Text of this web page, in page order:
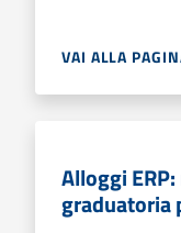
VAI ALLA
Alloggi
graduatoria